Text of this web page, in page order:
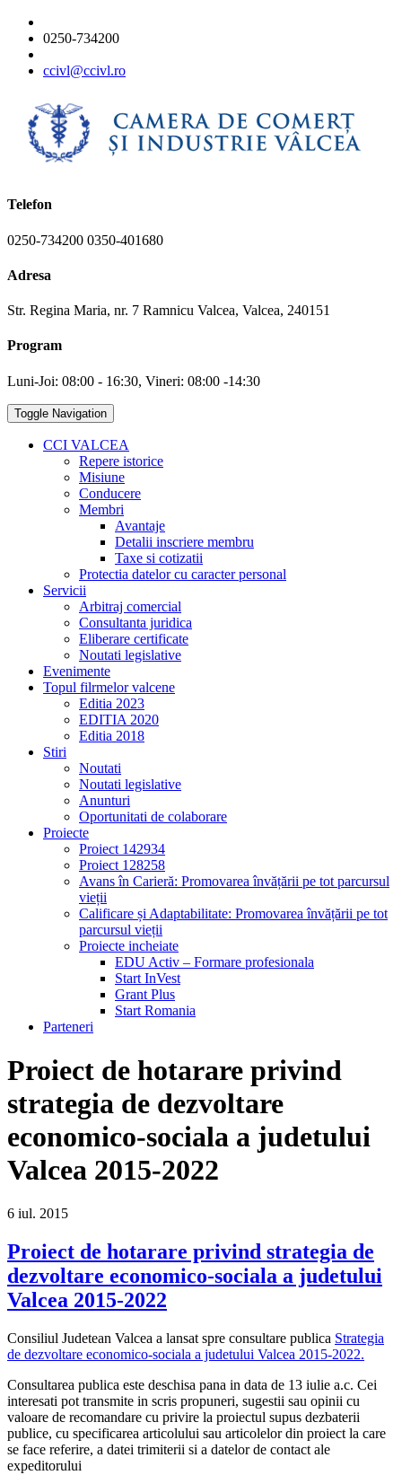
0250-734200
ccivl@ccivl.ro
Telefon
0250-734200 0350-401680
Adresa
Str. Regina Maria, nr. 7 Ramnicu Valcea, Valcea, 240151
Program
Luni-Joi: 08:00 - 16:30, Vineri: 08:00 -14:30
Toggle Navigation
CCI VALCEA
Repere istorice
Misiune
Conducere
Membri
Avantaje
Detalii inscriere membru
Taxe si cotizatii
Protectia datelor cu caracter personal
Servicii
Arbitraj comercial
Consultanta juridica
Eliberare certificate
Noutati legislative
Evenimente
Topul filrmelor valcene
Editia 2023
EDITIA 2020
Editia 2018
Stiri
Noutati
Noutati legislative
Anunturi
Oportunitati de colaborare
Proiecte
Proiect 142934
Proiect 128258
Avans în Carieră: Promovarea învățării pe tot parcursul
vieții
Calificare și Adaptabilitate: Promovarea învățării pe tot
parcursul vieții
Proiecte incheiate
EDU Activ – Formare profesionala
Start InVest
Grant Plus
Start Romania
Parteneri
Proiect de hotarare privind
strategia de dezvoltare
economico-sociala a judetului
Valcea 2015-2022
6 iul. 2015
Proiect de hotarare privind strategia de
dezvoltare economico-sociala a judetului
Valcea 2015-2022
Consiliul Judetean Valcea a lansat spre consultare publica Strategia
de dezvoltare economico-sociala a judetului Valcea 2015-2022.
Consultarea publica este deschisa pana in data de 13 iulie a.c. Cei
interesati pot transmite in scris propuneri, sugestii sau opinii cu
valoare de recomandare cu privire la proiectul supus dezbaterii
publice, cu specificarea articolului sau articolelor din proiect la care
se face referire, a datei trimiterii si a datelor de contact ale
expeditorului